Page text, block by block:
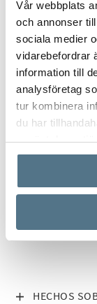
Vår webbplats
och annonser
sociala medier
vidarebefordrar
information till
analysföretag
tur kombinera
du har
använt deras
HECHOS
VISA INNEHÅLL